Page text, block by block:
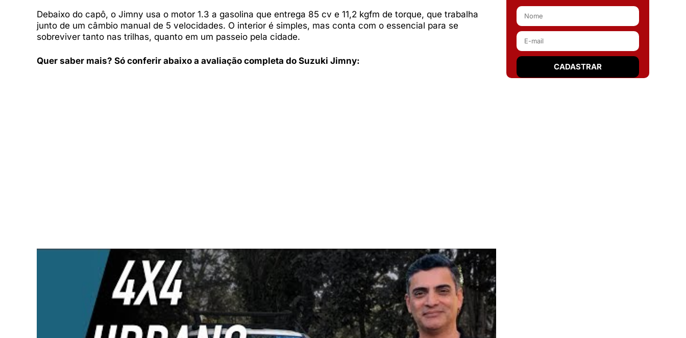
Debaixo do capô, o Jimny usa o motor 1.3 a gasolina que entrega 85 cv e 11,2 kgfm de torque, que trabalha
junto de um câmbio manual de 5 velocidades. O interior é simples, mas conta com o essencial para se
sobreviver tanto nas trilhas, quanto em um passeio pela cidade.
Quer saber mais? Só conferir abaixo a avaliação completa do Suzuki Jimny: